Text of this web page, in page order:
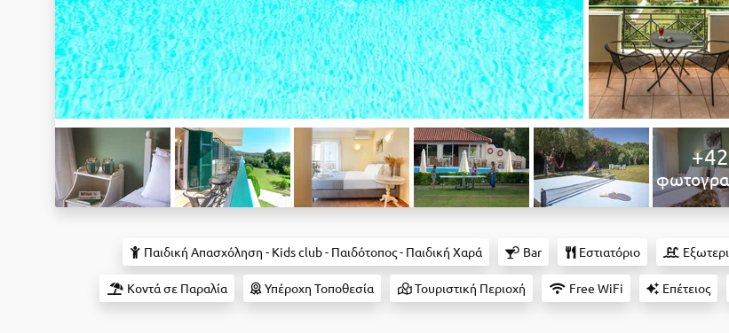
+42
Παιδική Απασχόληση - Kids club - Παιδότοπος - Παιδική Χαρά Bar Εστιατόριο
Κοντά σε Παραλία Υπέροχη Τοποθεσία Τουριστική Περιοχή Free WiFi Επέτειος